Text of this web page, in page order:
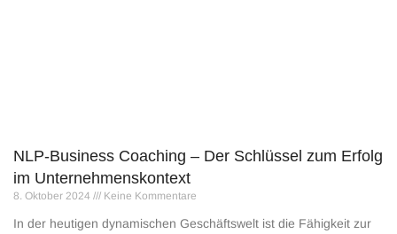
NLP-Business Coaching – Der Schlüssel zum Erfolg
im Unternehmenskontext
8. Oktober 2024 Keine Kommentare
In der heutigen dynamischen Geschäftswelt ist die Fähigkeit zur